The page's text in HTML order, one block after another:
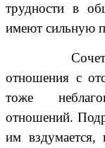
трудности в
имеют сильную
Сочетание
отношения с
тоже
отношений.
им вздумается,